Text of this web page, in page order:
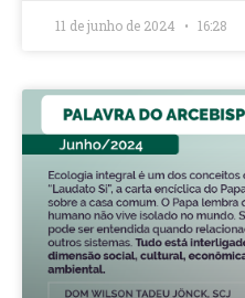
11 de junho de 2024 16:28